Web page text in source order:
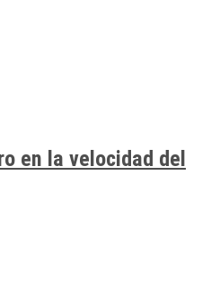
en la velocidad del